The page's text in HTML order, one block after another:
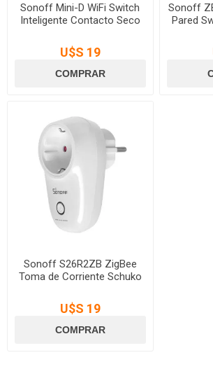
Sonoff Mini-D WiFi Switch
Inteligente Contacto Seco
U$S 19
Sonoff
Pared
Sonoff S26R2ZB ZigBee
Toma de Corriente Schuko
U$S 19